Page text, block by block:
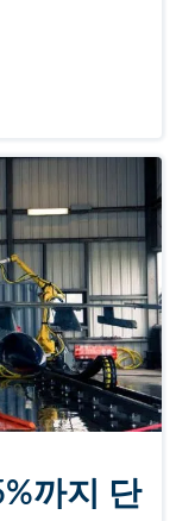
접 예시 정보
까지 단